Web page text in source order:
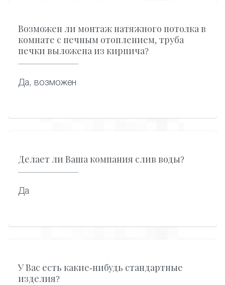
Возможен ли монтаж натяжного потолка в
комнате с печным отоплением, труба
печки выложена из кирпича?
Да, возможен
Делает ли Ваша компания слив воды?
Да
У Вас есть какие-нибудь стандартные
изделия?